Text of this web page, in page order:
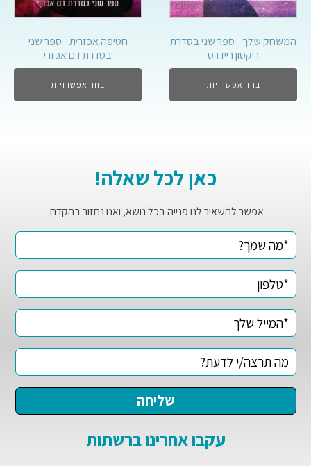
המשחק שלך - ספר שני בסדרת
ריקסון ריידרס
בחר אפשרויות
חטיפה אכזרית - ספר שני
בסדרת דם אכזרי
בחר אפשרויות
כאן לכל שאלה!
אפשר להשאיר לנו פנייה בכל נושא, ואנו נחזור בהקדם.
עקבו אחרינו ברשתות